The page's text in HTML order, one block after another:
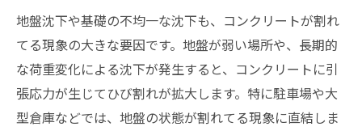
地盤沈下や基礎の不均一な沈下も、コンクリートが割れ
てる現象の大きな要因です。地盤が弱い場所や、長期的
な荷重変化による沈下が発生すると、コンクリートに引
張応力が生じてひび割れが拡大します。特に駐車場や大
型倉庫などでは、地盤の状態が割れてる現象に直結しま